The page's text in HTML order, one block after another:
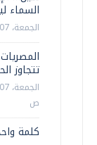
السماء
الجمعة، 07 اغسطس 2026 01:00 م
تتجاوز
ص
كلمة